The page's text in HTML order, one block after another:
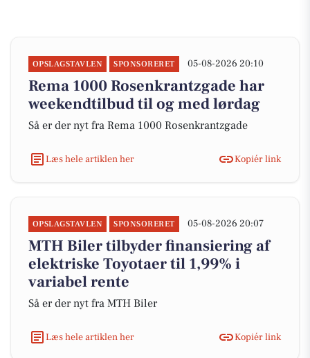
OPSLAGSTAVLEN SPONSORERET 05-08-2026 20:10
Rema 1000 Rosenkrantzgade har
weekendtilbud til og med lørdag
Så er der nyt fra Rema 1000 Rosenkrantzgade
Læs hele artiklen her Kopiér link
OPSLAGSTAVLEN SPONSORERET 05-08-2026 20:07
MTH Biler tilbyder finansiering af
elektriske Toyotaer til 1,99% i
variabel rente
Så er der nyt fra MTH Biler
Læs hele artiklen her Kopiér link